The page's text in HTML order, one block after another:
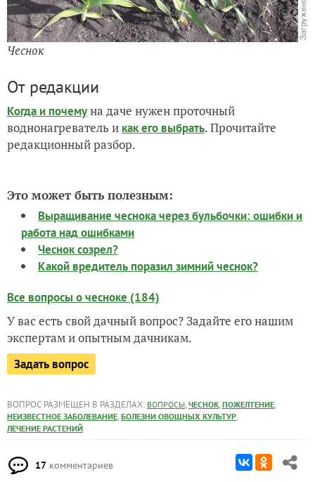
Чеснок
От редакции
Когда и почемуна даче нужен проточный
воднонагреватель и как его выбрать. Прочитайте
редакционный разбор.
Это может быть полезным:
Выращивание чеснока через бульбочки: ошибки и
работа над ошибками
Чеснок созрел?
Какой вредитель поразил зимний чеснок?
Все вопросы о чесноке (184)
У вас есть свой дачный вопрос? Задайте его нашим
экспертам и опытным дачникам.
Задать вопрос
ВОПРОС РАЗМЕЩЕН В РАЗДЕЛАХ: ВОПРОСЫ, ЧЕСНОК, ПОЖЕЛТЕНИЕ,
НЕИЗВЕСТНОЕ ЗАБОЛЕВАНИЕ, БОЛЕЗНИ ОВОЩНЫХ КУЛЬТУР,
ЛЕЧЕНИЕ РАСТЕНИЙ
17 комментариев